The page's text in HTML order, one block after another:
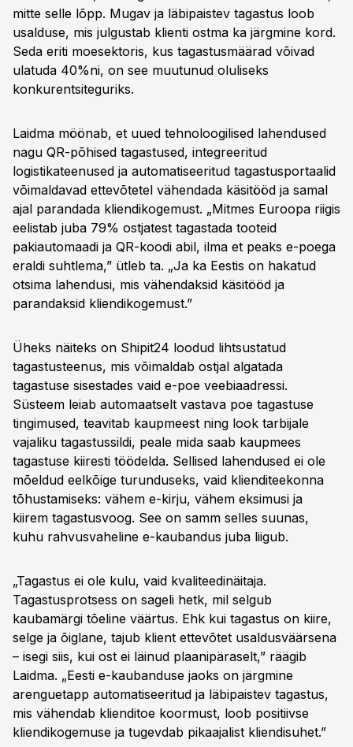
mitte selle lõpp. Mugav ja läbipaistev tagastus loob
usalduse, mis julgustab klienti ostma ka järgmine kord.
Seda eriti moesektoris, kus tagastusmäärad võivad
ulatuda 40%ni, on see muutunud oluliseks
konkurentsiteguriks.
Laidma möönab, et uued tehnoloogilised lahendused
nagu QR-põhised tagastused, integreeritud
logistikateenused ja automatiseeritud tagastusportaalid
võimaldavad ettevõtetel vähendada käsitööd ja samal
ajal parandada kliendikogemust. „Mitmes Euroopa riigis
eelistab juba 79% ostjatest tagastada tooteid
pakiautomaadi ja QR-koodi abil, ilma et peaks e-poega
eraldi suhtlema,” ütleb ta. „Ja ka Eestis on hakatud
otsima lahendusi, mis vähendaksid käsitööd ja
parandaksid kliendikogemust.”
Üheks näiteks on Shipit24 loodud lihtsustatud
tagastusteenus, mis võimaldab ostjal algatada
tagastuse sisestades vaid e-poe veebiaadressi.
Süsteem leiab automaatselt vastava poe tagastuse
tingimused, teavitab kaupmeest ning look tarbijale
vajaliku tagastussildi, peale mida saab kaupmees
tagastuse kiiresti töödelda. Sellised lahendused ei ole
mõeldud eelkõige turunduseks, vaid klienditeekonna
tõhustamiseks: vähem e-kirju, vähem eksimusi ja
kiirem tagastusvoog. See on samm selles suunas,
kuhu rahvusvaheline e-kaubandus juba liigub.
„Tagastus ei ole kulu, vaid kvaliteedinäitaja.
Tagastusprotsess on sageli hetk, mil selgub
kaubamärgi tõeline väärtus. Ehk kui tagastus on kiire,
selge ja õiglane, tajub klient ettevõtet usaldusväärsena
– isegi siis, kui ost ei läinud plaanipäraselt,” räägib
Laidma. „Eesti e-kaubanduse jaoks on järgmine
arenguetapp automatiseeritud ja läbipaistev tagastus,
mis vähendab klienditoe koormust, loob positiivse
kliendikogemuse ja tugevdab pikaajalist kliendisuhet.”